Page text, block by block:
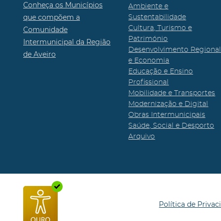
Conheça os Municípios
que compõem a
Comunidade
Intermunicipal da Região
de Aveiro
Ambiente e
Sustentabilidade
Cultura, Turismo e
Património
Desenvolvimento Regional
e Economia
Educação e Ensino
Profissional
Mobilidade e Transportes
Modernização e Digital
Obras Intermunicipais
Saúde, Social e Desporto
Arquivo
Política de